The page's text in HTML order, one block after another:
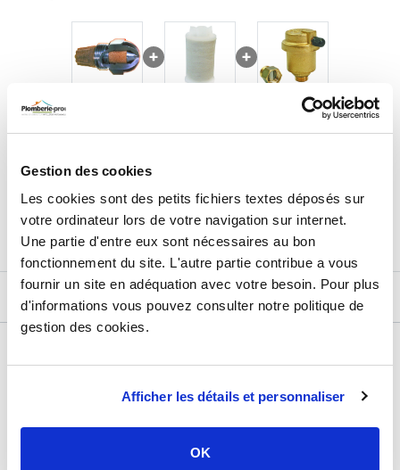
Gestion des cookies
Les cookies sont des petits fichiers textes déposés sur
votre ordinateur lors de votre navigation sur internet.
Une partie d'entre eux sont nécessaires au bon
fonctionnement du site. L'autre partie contribue a vous
fournir un site en adéquation avec votre besoin. Pour plus
d'informations vous pouvez consulter notre politique de
gestion des cookies.
Afficher les détails et personnaliser
OK
Prix total de la sélection : 20,01€TTC
AJOUTER
Accessoire chauffage
Fluidics